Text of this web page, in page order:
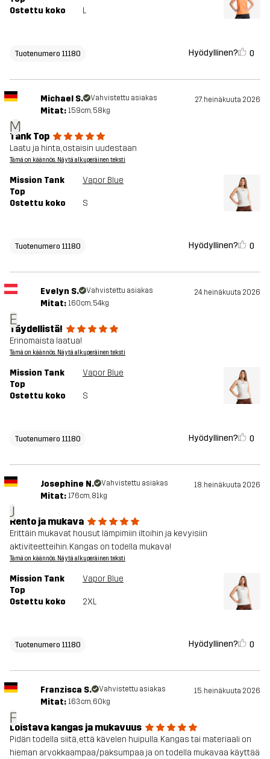
Ostettu koko
L
Tuotenumero 11180 Hyödyllinen? 0
M
Michael S. Vahvistettu asiakas 27. heinäkuuta 2026
Mitat: 159cm, 58kg
Tank Top
Laatu ja hinta, ostaisin uudestaan
Tämä on käännös. Näytä alkuperäinen teksti
Mission Tank
Top
Vapor Blue
Ostettu koko S
Tuotenumero 11180 Hyödyllinen? 0
E
Evelyn S. Vahvistettu asiakas 24. heinäkuuta 2026
Mitat: 160cm, 54kg
Täydellistä!
Erinomaista laatua!
Tämä on käännös. Näytä alkuperäinen teksti
Mission Tank
Top
Vapor Blue
Ostettu koko S
Tuotenumero 11180 Hyödyllinen? 0
J
Josephine N. Vahvistettu asiakas 18. heinäkuuta 2026
Mitat: 176cm, 81kg
Rento ja mukava
Erittäin mukavat housut lämpimiin iltoihin ja kevyisiin
aktiviteetteihin. Kangas on todella mukava!
Tämä on käännös. Näytä alkuperäinen teksti
Mission Tank
Top
Vapor Blue
Ostettu koko 2XL
Tuotenumero 11180 Hyödyllinen? 0
F
Franzisca S. Vahvistettu asiakas 15. heinäkuuta 2026
Mitat: 163cm, 60kg
Loistava kangas ja mukavuus
Pidän todella siitä, että kävelen huipulla. Kangas tai materiaali on
hieman arvokkaampaa/paksumpaa ja on todella mukavaa käyttää